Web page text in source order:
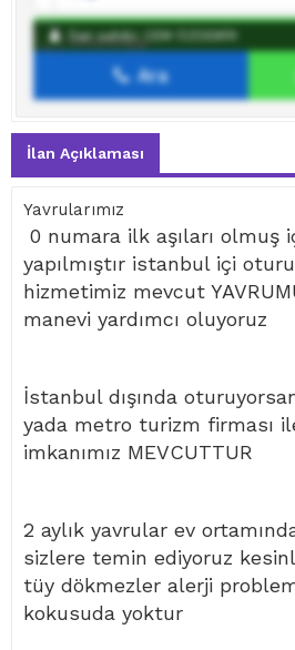
WhatsApp
İlan sahibine mesaj
İlan sahibi: CEM ÖZDEMİR
Ara
İlan Açıklaması
Yavrularımız
0 numara ilk aşıları olmuş
yapılmıştır istanbul içi
hizmetimiz mevcut
manevi yardımcı oluyoruz
İstanbul dışında
yada metro turizm firması
imkanımız MEVCUTTUR
2 aylık yavrular ev
sizlere temin ediyoruz
tüy dökmezler alerji
kokusuda yoktur